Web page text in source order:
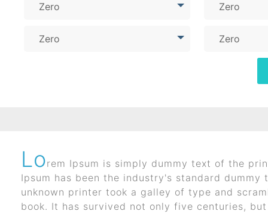
Zero
Zero
Zero
Zero
Lorem Ipsum is simply dummy text of the
Ipsum has been the industry's standard dummy
unknown printer took a galley of type and
book. It has survived not only five centuries,
I corsi aziendali piu frequentati